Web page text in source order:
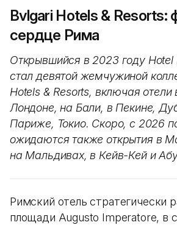
Bvlgari Hotels & Resorts:
сердце Рима
Открывшийся в 2023 году Hotel
стал девятой жемчужиной
Hotels & Resorts, включая
Лондоне, на Бали, в Пекине,
Париже, Токио. Скоро, с 2026
ожидаются также открытия в
на Мальдивах, в Кейв-Кей и
Римский отель стратегически
площади Augusto Imperatore, в